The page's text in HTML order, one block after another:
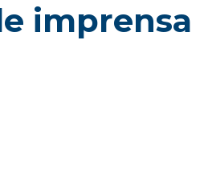
imprensa